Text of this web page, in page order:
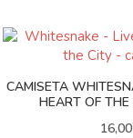
CAMISETA
HEART OF